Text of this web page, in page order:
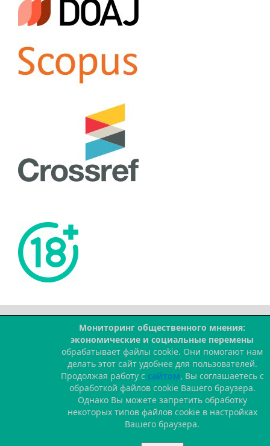
Мониторинг общественного мнения:
экономические и социальные перемены
обрабатывает файлы cookie. Они помогают нам
делать этот сайт удобнее для пользователей.
Продолжая работу с сайтом, Вы соглашаетесь с
обработкой файлов cookie Вашего браузера.
Однако Вы можете запретить обработку
некоторых типов файлов cookie в настройках
Вашего браузера.